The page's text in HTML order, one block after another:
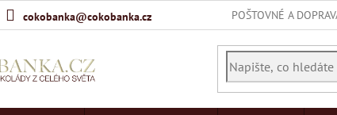
cokobanka@cokobanka.cz POŠTOVNÉ A